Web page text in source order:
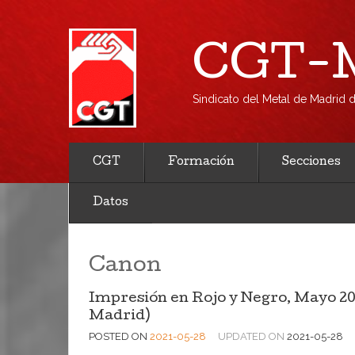
CGT-
Sindicato del Metal de Madrid
CGT Formación Secciones
Datos
Canon
Impresión en Rojo y Negro, Mayo
Madrid)
POSTED ON 2021-05-28 UPDATED ON 2021-05-28